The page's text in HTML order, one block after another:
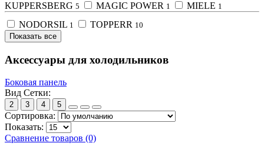
KUPPERSBERG 5 MAGIC POWER 1 MIELE 1
NODORSIL 1 TOPPERR 10
Показать все
Аксессуары для холодильников
Боковая панель
Вид Сетки:
2 3 4 5
Сортировка:
Показать:
Сравнение товаров (0)